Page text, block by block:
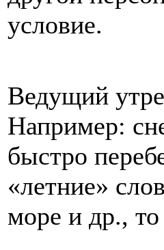
условие.
Ведущий
Например:
быстро
«летние»
море и др., то